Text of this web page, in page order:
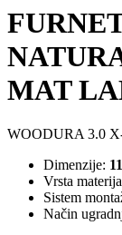
MAT
WOODURA 3.0
Dimenzije:
Vrsta
Sistem
Način